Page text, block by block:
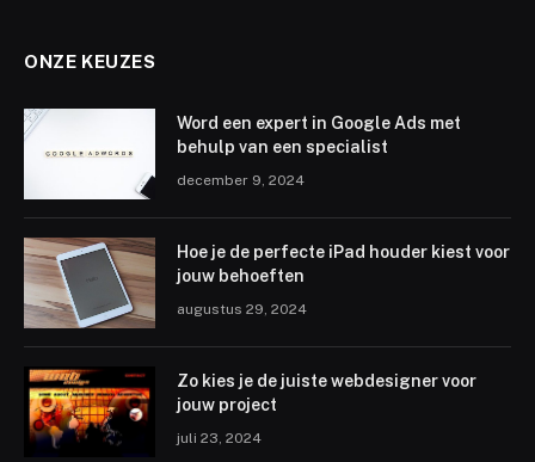
ONZE KEUZES
Word een expert in Google Ads met
behulp van een specialist
december 9, 2024
Hoe je de perfecte iPad houder kiest voor
jouw behoeften
augustus 29, 2024
Zo kies je de juiste webdesigner voor
jouw project
juli 23, 2024